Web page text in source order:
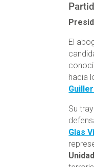
El
hacia
Su
Glas